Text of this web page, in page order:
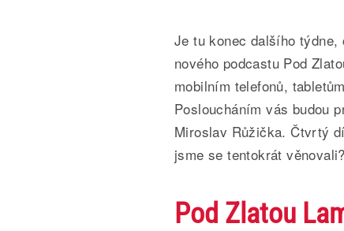
Je tu konec dalšího
nového podcastu Pod
mobilním telefonů,
Posloucháním vás budou
Miroslav Růžička. Čtvrtý
jsme se tentokrát věnovali?
Pod Zlatou